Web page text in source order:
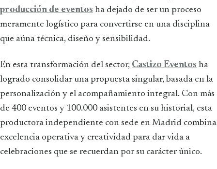
producción de eventos ha dejado de ser un proceso
meramente logístico para convertirse en una disciplina
que aúna técnica, diseño y sensibilidad.
En esta transformación del sector, Castizo Eventos ha
logrado consolidar una propuesta singular, basada en la
personalización y el acompañamiento integral. Con más
de 400 eventos y 100.000 asistentes en su historial, esta
productora independiente con sede en Madrid combina
excelencia operativa y creatividad para dar vida a
celebraciones que se recuerdan por su carácter único.